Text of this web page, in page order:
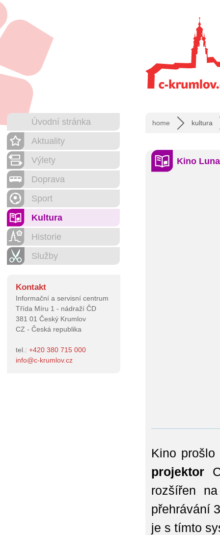
Úvodní stránka
Aktuality
Výlety
Doprava
Sport
Kultura
Historie
Služby
Kontakt
Informační a servisní centrum
Třída Míru 1 - nádraží ČD
381 01 Český Krumlov
CZ - Česká republika
tel.: +420 380 715 000
info@c-krumlov.cz
home kultura
Kino Luna
Kino
projektor
rozšířen
přehrávání
je s tímto